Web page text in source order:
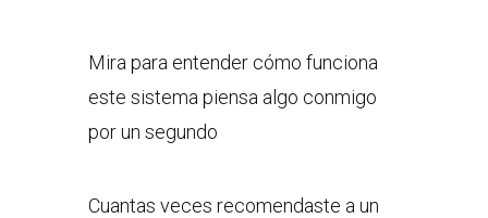
Mira para entender cómo funciona
este sistema piensa algo conmigo
por un segundo
Cuantas veces recomendaste a un